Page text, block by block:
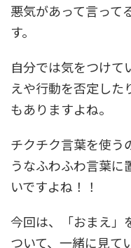
悪気があって言って
す。
自分では気をつけて
えや行動を否定した
もありますよね。
チクチク言葉を使う
うなふわふわ言葉に
いですよね！！
今回は、「おまえ」
ついて、一緒に見て